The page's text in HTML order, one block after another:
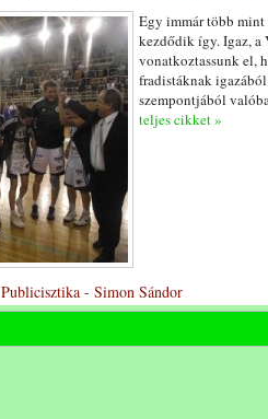
Egy immár több mint
kezdődik így. Igaz, a
vonatkoztassunk el,
fradistáknak
szempontjából
teljes cikket »
Publicisztika - Simon Sándor